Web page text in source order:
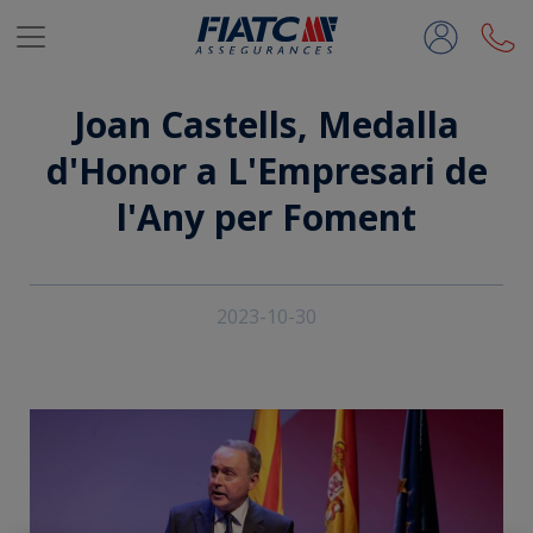
Salta al contingut principal
Joan Castells, Medalla
d'Honor a L'Empresari de
l'Any per Foment
2023-10-30